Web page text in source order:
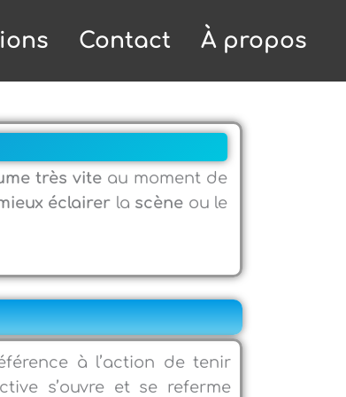
Contact À propos
très viteau moment de
éclairer la scène ou le
à l’action de tenir
s’ouvre et se referme